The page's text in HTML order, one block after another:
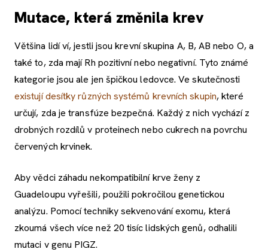
Mutace, která změnila krev
Většina lidí ví, jestli jsou krevní skupina A, B, AB nebo O, a
také to, zda mají Rh pozitivní nebo negativní. Tyto známé
kategorie jsou ale jen špičkou ledovce. Ve skutečnosti
existují desítky různých systémů krevních skupin, které
určují, zda je transfúze bezpečná. Každý z nich vychází z
drobných rozdílů v proteinech nebo cukrech na povrchu
červených krvinek.
Aby vědci záhadu nekompatibilní krve ženy z
Guadeloupu vyřešili, použili pokročilou genetickou
analýzu. Pomocí techniky sekvenování exomu, která
zkoumá všech více než 20 tisíc lidských genů, odhalili
mutaci v genu PIGZ.